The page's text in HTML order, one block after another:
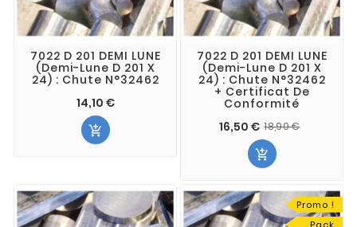
7022 D 201 DEMI LUNE
(Demi-Lune D 201 X
24) : Chute N°32462
14,10 €

7022 D 201 DEMI LUNE
(Demi-Lune D 201 X
24) : Chute N°32462
+ Certificat De
Conformité
16,50 € 18,90 €

Promo !
Pack